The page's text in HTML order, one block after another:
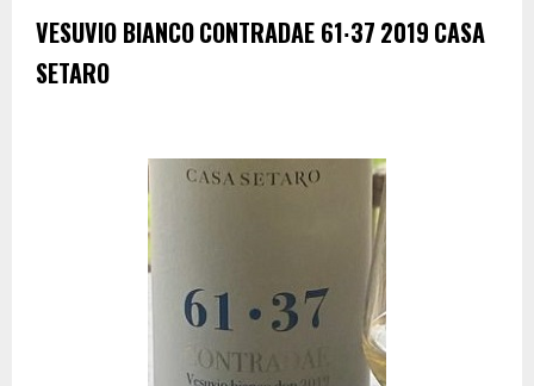
VESUVIO BIANCOCONTRADAE 61∙37 2019 CASA
SETARO